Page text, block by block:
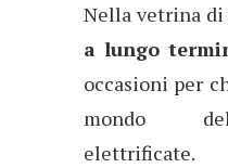
Nella vetrina di
a lungo
occasioni per
mondo